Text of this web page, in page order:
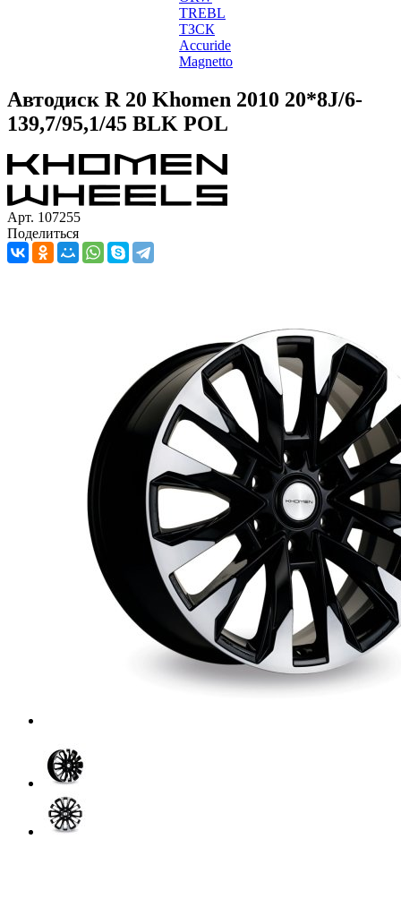
TREBL
ТЗСК
Accuride
Magnetto
Автодиск R 20 Khomen 2010 20*8J/6-
139,7/95,1/45 BLK POL
Арт. 107255
Поделиться